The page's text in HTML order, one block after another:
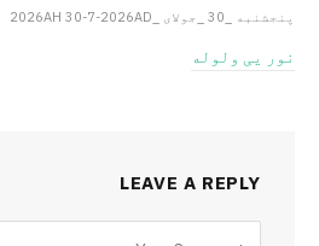
پنجشنبه _30 _جولای _2026AH 30-7-2026AD
نور یی ولوله
LEAVE A REPLY